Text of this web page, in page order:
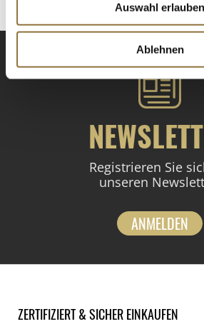
Auswahl erlauben
Ablehnen
Registrieren Sie
unseren
ANMELDEN
ZERTIFIZIERT & SICHER EINKAUFEN